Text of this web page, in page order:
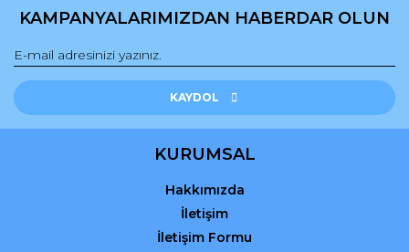
KAMPANYALARIMIZDAN HABERDAR OLUN
KAYDOL
KURUMSAL
Hakkımızda
İletişim
İletişim Formu